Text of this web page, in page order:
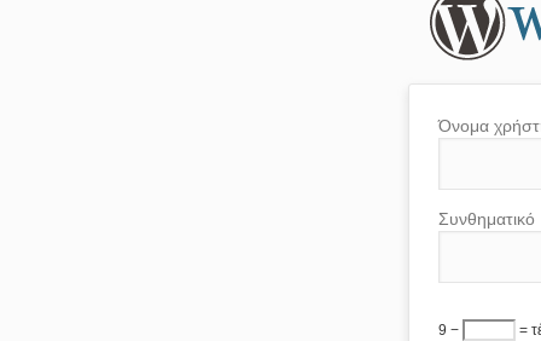
Όνομα
Συνθηματικό
9 − =